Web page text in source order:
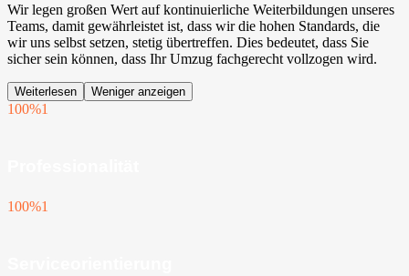
Wir legen großen Wert auf kontinuierliche Weiterbildungen unseres
Teams, damit gewährleistet ist, dass wir die hohen Standards, die
wir uns selbst setzen, stetig übertreffen. Dies bedeutet, dass Sie
sicher sein können, dass Ihr Umzug fachgerecht vollzogen wird.
Weiterlesen Weniger anzeigen
100%1
100%1